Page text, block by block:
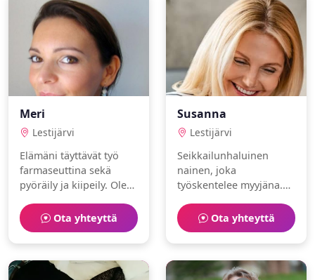
Meri
Lestijärvi
Elämäni täyttävät työ
farmaseuttina sekä
pyöräily ja kiipeily. Olen
itsenäinen.Ota yhteyttä
Susanna
Lestijärvi
Seikkailunhaluinen
nainen, joka
työskentelee myyjäna.
luistelu ja kahvilat
parissa.
Ota yhteyttä